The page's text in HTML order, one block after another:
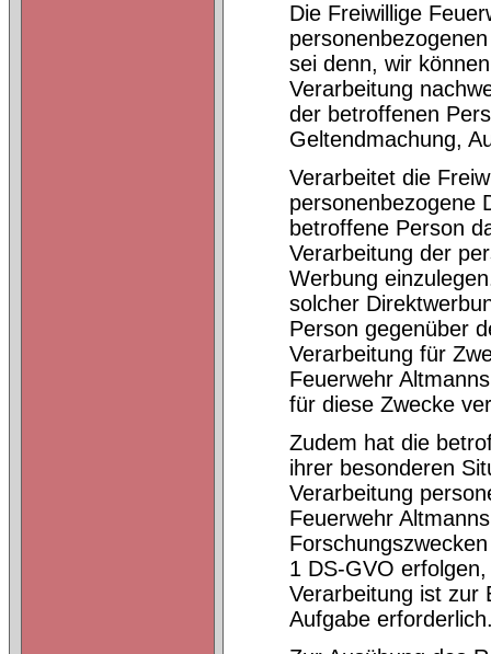
Die Freiwillige
sei denn, wir
Verarbeitung
der betroffenen
Geltendmachung,
Verarbeitet die
personenbezogene
betroffene Person
Verarbeitung der
Werbung
solcher
Person gegenüber
Verarbeitung für
Feuerwehr
für diese Zwecke
Zudem hat die
ihrer besonderen
Verarbeitung
Feuerwehr
1 DS-GVO
Verarbeitung ist zur
Aufgabe